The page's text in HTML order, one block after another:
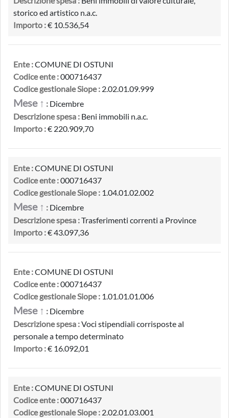
storico ed artistico n.a.c.
Importo :€ 10.536,54
Ente :COMUNE DI OSTUNI
Codice ente :000716437
Codice gestionale Siope : 2.02.01.09.999
Mese ↑ : Dicembre
Descrizione spesa : Beni immobili n.a.c.
Importo :€ 220.909,70
Ente :COMUNE DI OSTUNI
Codice ente :000716437
Codice gestionale Siope : 1.04.01.02.002
Mese ↑ : Dicembre
Descrizione spesa :Trasferimenti correnti a Province
Importo :€ 43.097,36
Ente :COMUNE DI OSTUNI
Codice ente :000716437
Codice gestionale Siope : 1.01.01.01.006
Mese ↑ : Dicembre
Descrizione spesa :Voci stipendiali corrisposte al
personale a tempo determinato
Importo :€ 16.092,01
Ente :COMUNE DI OSTUNI
Codice ente :000716437
Codice gestionale Siope : 2.02.01.03.001